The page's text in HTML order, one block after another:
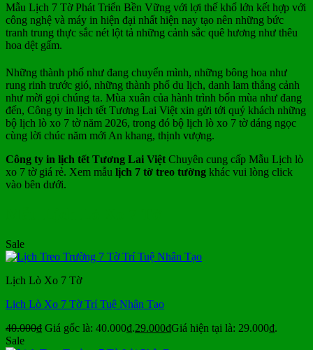
Mẫu Lịch 7 Tờ Phát Triển Bền Vững với lợi thế khổ lớn kết hợp với
công nghệ và máy in hiện đại nhất hiện nay tạo nên những bức
tranh trung thực sắc nét lột tả những cảnh sắc quê hương như thêu
hoa dệt gấm.
Những thành phố như đang chuyển mình, những bông hoa như
rung rinh trước gió, những thành phố du lịch, danh lam thắng cảnh
như mời gọi chúng ta. Mùa xuân của hành trình bốn mùa như đang
đến, Công ty in lịch tết Tương Lai Việt xin gửi tới quý khách những
bộ lịch lò xo 7 tờ năm 2026, trong đó bộ lịch lò xo 7 tờ dáng ngọc
cùng lời chúc năm mới An khang, thịnh vượng.
Công ty in lịch tết Tương Lai Việt Chuyên cung cấp Mẫu Lịch lò
xo 7 tờ giá rẻ. Xem mẫu lịch 7 tờ treo tường khác vui lòng click
vào bên dưới.
Sale
Lịch Lò Xo 7 Tờ
Lịch Lò Xo 7 Tờ Trí Tuệ Nhân Tạo
40.000₫ Giá gốc là: 40.000₫.29.000₫Giá hiện tại là: 29.000₫.
Sale